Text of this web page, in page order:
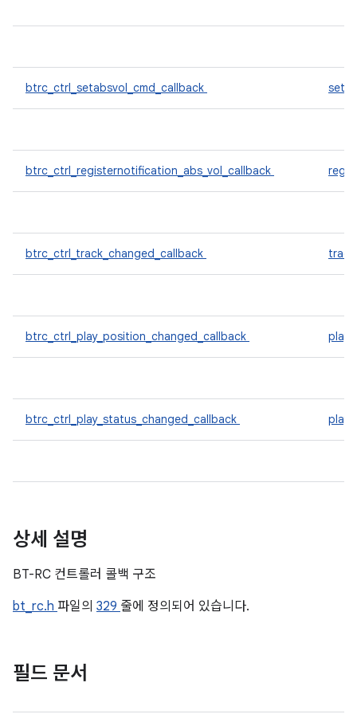
btrc_ctrl_setabsvol_cmd_callback
btrc_ctrl_registernotification_abs_vol_callback
btrc_ctrl_track_changed_callback
btrc_ctrl_play_position_changed_callback
btrc_ctrl_play_status_changed_callback
상세 설명
BT-RC 컨트롤러 콜백 구조
bt_rc.h 파일의 329 줄에 정의되어 있습니다.
필드 문서